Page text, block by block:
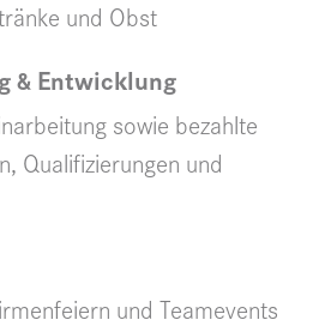
und Obst
& Entwicklung
sowie bezahlte
Qualifizierungen und
und Teamevents